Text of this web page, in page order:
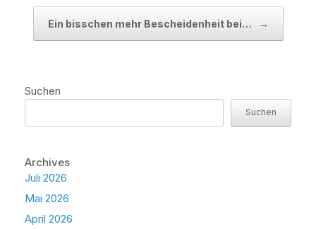
Ein bisschen mehr Bescheidenheit bei… →
Suchen
Suchen
Archives
Juli 2026
Mai 2026
April 2026